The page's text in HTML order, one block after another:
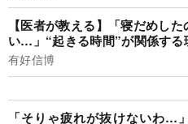
【医者が教える】「寝だめし
い…」“起きる時間”が関係する
有好信博
「そりゃ疲れが抜けないわ…